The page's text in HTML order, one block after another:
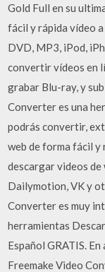
Gold Full en su
fácil y rápida vídeo a
DVD, MP3, iPod,
convertir vídeos en
grabar Blu-ray, y
Converter es una
podrás convertir,
web de forma fácil y
descargar videos de
Dailymotion, VK y
Converter es muy
herramientas
Español GRATIS.
Freemake Video